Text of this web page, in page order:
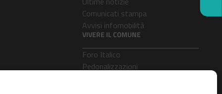
Comunicati stampa
Avvisi infomobilità
VIVERE IL COMUNE
Foro Italico
Pedonalizzazioni